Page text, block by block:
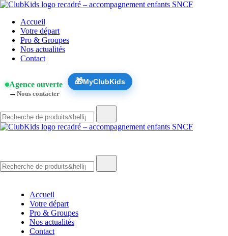
Skip
content
ClubKidsAccueil
Votre départ
Pro & Groupes
Nos actualités
Contact
Agence ouverte
→ Nous contacter
🎁MyClubKids
de
:
de
Accueil
Votre départ
Pro & Groupes
Nos actualités
Contact